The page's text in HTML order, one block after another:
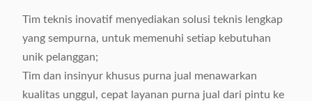
Tim teknis inovatif menyediakan solusi teknis lengkap
yang sempurna, untuk memenuhi setiap kebutuhan
unik pelanggan;
Tim dan insinyur khusus purna jual menawarkan
kualitas unggul, cepat layanan purna jual dari pintu ke